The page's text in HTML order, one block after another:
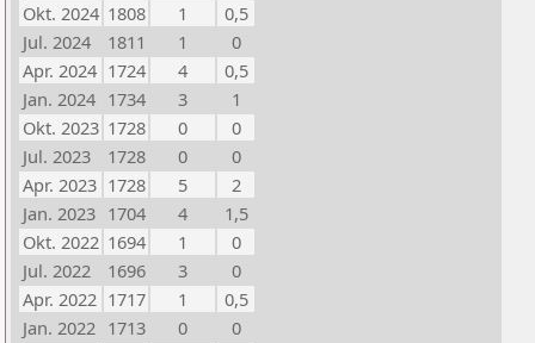
Okt. 2024 1808 1
0,5
Jul. 2024
1811 1
0
Apr. 2024 1724 4
0,5
Jan. 2024 1734 3
1
Okt. 2023 1728 0
0
Jul. 2023
1728 0
0
Apr. 2023 1728 5
2
Jan. 2023 1704 4
1,5
Okt. 2022 1694 1
0
Jul. 2022
1696 3
0
Apr. 2022 1717 1
0,5
Jan. 2022 1713 0
0